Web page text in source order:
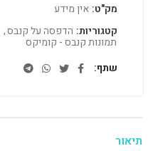
מק"ט: אין מידע
קטגוריות: הדפסה על קנבס,
תמונות קנבס - קומיקס
שתף
תיאור